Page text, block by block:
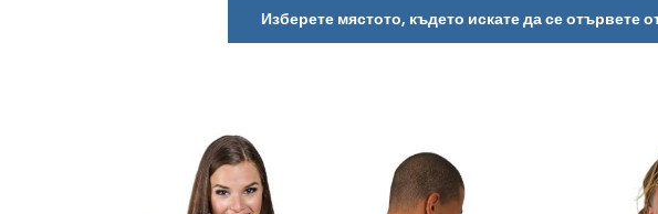
Изберете мястото, където искате да се отървете